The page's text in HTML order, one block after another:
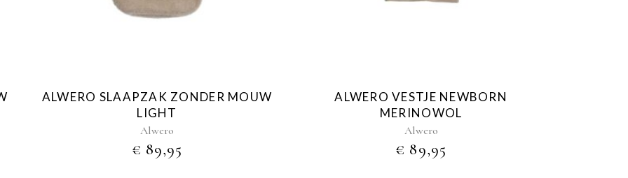
ALWERO SLAAPZAK ZONDER MOUW
LIGHT
Alwero
€ 89,95
ALWERO VESTJE NEWBORN
MERINOWOL
Alwero
€ 89,95